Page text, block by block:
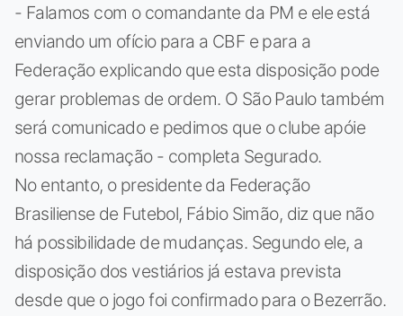
- Falamos com o comandante da PM e ele está
enviando um ofício para a CBF e para a
Federação explicando que esta disposição pode
gerar problemas de ordem. O São Paulo também
será comunicado e pedimos que o clube apóie
nossa reclamação - completa Segurado.
No entanto, o presidente da Federação
Brasiliense de Futebol, Fábio Simão, diz que não
há possibilidade de mudanças. Segundo ele, a
disposição dos vestiários já estava prevista
desde que o jogo foi confirmado para o Bezerrão.